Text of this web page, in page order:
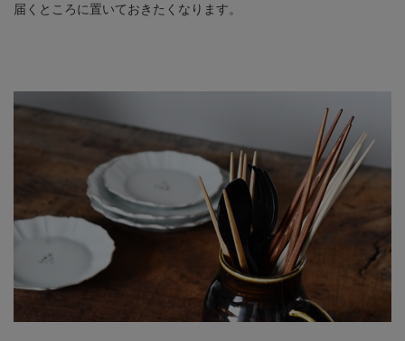
届くところに置いておきたくなります。